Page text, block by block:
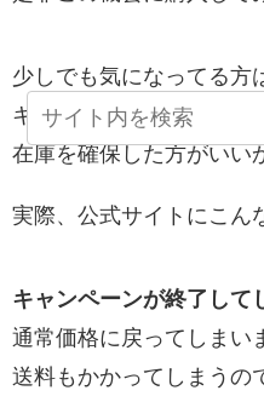
少しでも気になってる方
キャンペーン価格で購入
在庫を確保した方がいい
実際、公式サイトにこん
キャンペーンが終了して
通常価格に戻ってしまい
送料もかかってしまうの